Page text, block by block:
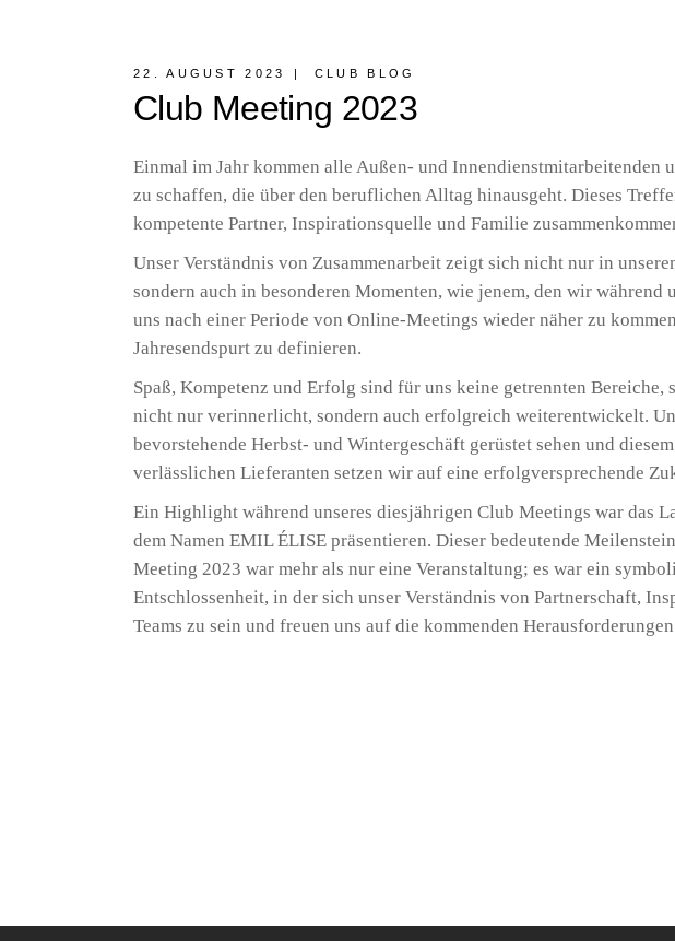
22. AUGUST 2023 CLUB BLOG
Club Meeting 2023
Einmal im Jahr kommen alle Außen- und Innendienstmitarbeitenden
zu schaffen, die über den beruflichen Alltag hinausgeht. Dieses
kompetente Partner, Inspirationsquelle und Familie
Unser Verständnis von Zusammenarbeit zeigt sich nicht nur in
sondern auch in besonderen Momenten, wie jenem, den wir
uns nach einer Periode von Online-Meetings wieder näher zu
Jahresendspurt zu definieren.
Spaß, Kompetenz und Erfolg sind für uns keine getrennten
nicht nur verinnerlicht, sondern auch erfolgreich weiterentwickelt.
bevorstehende Herbst- und Wintergeschäft gerüstet sehen und
verlässlichen Lieferanten setzen wir auf eine erfolgversprechende
Ein Highlight während unseres diesjährigen Club Meetings war das
dem Namen EMIL ÉLISE präsentieren. Dieser bedeutende
Meeting 2023 war mehr als nur eine Veranstaltung; es war ein
Entschlossenheit, in der sich unser Verständnis von Partnerschaft,
Teams zu sein und freuen uns auf die kommenden